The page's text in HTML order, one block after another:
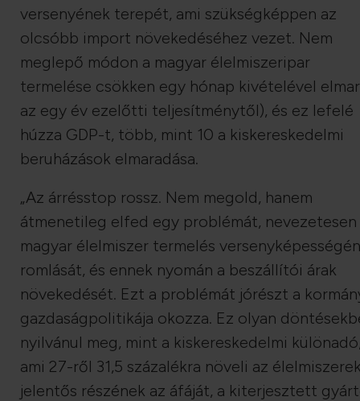
versenyének terepét, ami szükségképpen az
olcsóbb import növekedéséhez vezet. Nem
meglepő módon a magyar élelmiszeripar
termelése csökken egy hónap kivételével
az egy év ezelőtti teljesítménytől), és ez lefelé
húzza GDP-t, több, mint 10 a kiskereskedelmi
beruházások elmaradása.
„Az árrésstop rossz. Nem megold, hanem
átmenetileg elfed egy problémát, nevezetesen
magyar élelmiszer termelés
romlását, és ennek nyomán a beszállítói árak
növekedését. Ezt a problémát jórészt a
gazdaságpolitikája okozza. Ez olyan
nyilvánul meg, mint a kiskereskedelmi
ami 27-ről 31,5 százalékra növeli az
jelentős részének az áfáját, a kiterjesztett